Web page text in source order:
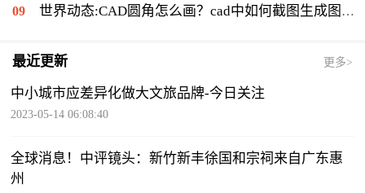
世界动态:CAD圆角怎么画？cad中如何截图生成图片？
最近更新 更多>
中小城市应差异化做大文旅品牌-今日关注
2023-05-14 06:08:40
全球消息！中评镜头：新竹新丰徐国和宗祠来自广东惠
州